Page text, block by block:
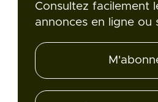
Consultez facilement
annonces en ligne ou